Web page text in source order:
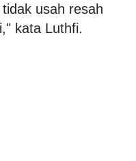
usah resah
kata Luthfi.